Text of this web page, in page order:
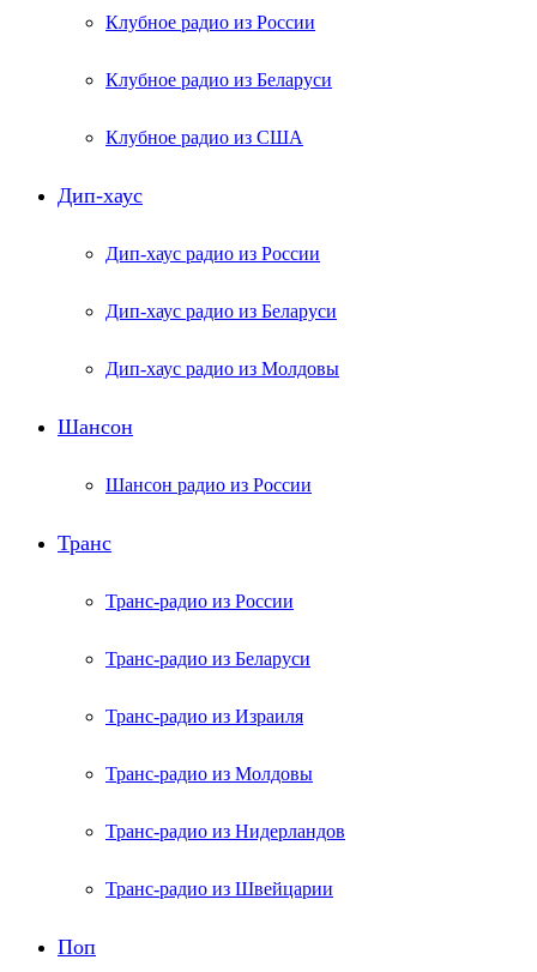
Клубное радио из России
Клубное радио из Беларуси
Клубное радио из США
Дип-хаус
Дип-хаус радио из России
Дип-хаус радио из Беларуси
Дип-хаус радио из Молдовы
Шансон
Шансон радио из России
Транс
Транс-радио из России
Транс-радио из Беларуси
Транс-радио из Израиля
Транс-радио из Молдовы
Транс-радио из Нидерландов
Транс-радио из Швейцарии
Поп